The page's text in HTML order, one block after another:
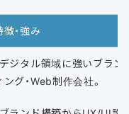
徴・強み
デジタル領域に強いブラン
ング・Web制作会社。